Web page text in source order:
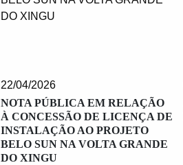
22/04/2026
NOTA PÚBLICA EM RELAÇÃO
À CONCESSÃO DE LICENÇA DE
INSTALAÇÃO AO PROJETO
BELO SUN NA VOLTA GRANDE
DO XINGU